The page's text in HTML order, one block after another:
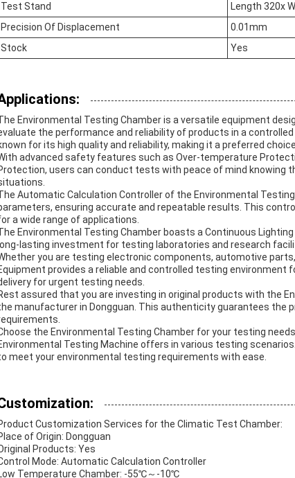
Test Stand
Length 320x
Precision Of Displacement
0.01mm
Stock
Yes
Environmental Testing Chamber is a versatile equipment
the performance and reliability of products in a
for its high quality and reliability, making it a preferred
advanced safety features such as Over-temperature
users can conduct tests with peace of mind knowing
Automatic Calculation Controller of the Environmental
ensuring accurate and repeatable results. This
a wide range of applications.
Environmental Testing Chamber boasts a Continuous
lasting investment for testing laboratories and research
you are testing electronic components, automotive
provides a reliable and controlled testing
for urgent testing needs.
assured that you are investing in original products with the
manufacturer in Dongguan. This authenticity guarantees the
the Environmental Testing Chamber for your testing
Testing Machine offers in various testing
meet your environmental testing requirements with ease.
Customization Services for the Climatic Test Chamber:
of Origin: Dongguan
Products: Yes
Mode: Automatic Calculation Controller
Temperature Chamber: -55℃～-10℃